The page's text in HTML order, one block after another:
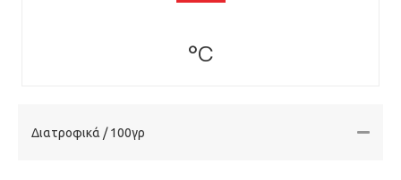
°C
Διατροφικά / 100γρ